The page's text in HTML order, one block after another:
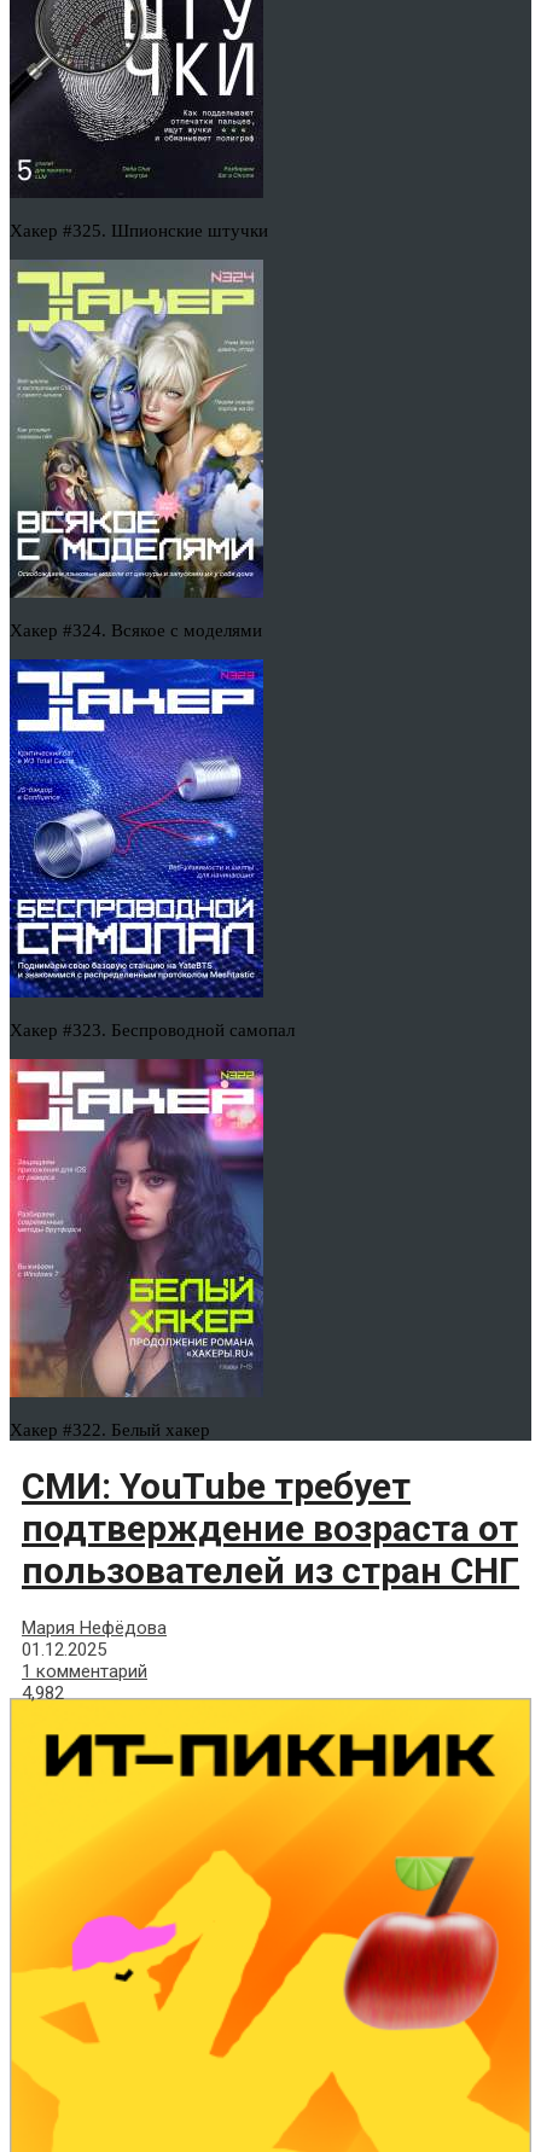
Хакер #325. Шпионские штучки
Хакер #324. Всякое с моделями
Хакер #323. Беспроводной самопал
Хакер #322. Белый хакер
СМИ: YouTube требует
подтверждение возраста от
пользователей из стран СНГ
Мария Нефёдова
01.12.2025
1 комментарий
4,982